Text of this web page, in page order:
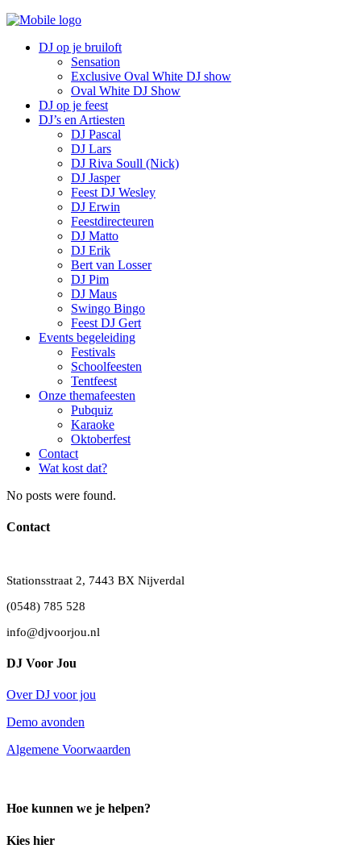
DJ op je bruiloft
Sensation
Exclusive Oval White DJ show
Oval White DJ Show
DJ op je feest
DJ’s en Artiesten
DJ Pascal
DJ Lars
DJ Riva Soull (Nick)
DJ Jasper
Feest DJ Wesley
DJ Erwin
Feestdirecteuren
DJ Matto
DJ Erik
Bert van Losser
DJ Pim
DJ Maus
Swingo Bingo
Feest DJ Gert
Events begeleiding
Festivals
Schoolfeesten
Tentfeest
Onze themafeesten
Pubquiz
Karaoke
Oktoberfest
Contact
Wat kost dat?
No posts were found.
Contact
Stationsstraat 2, 7443 BX Nijverdal
(0548) 785 528
info@djvoorjou.nl
DJ Voor Jou
Over DJ voor jou
Demo avonden
Algemene Voorwaarden
Hoe kunnen we je helpen?
Kies hier